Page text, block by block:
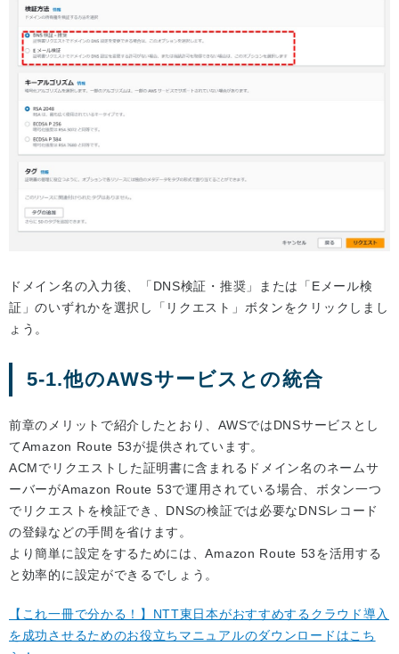
ドメイン名の入力後、「DNS検証・推奨」または「Eメール検
証」のいずれかを選択し「リクエスト」ボタンをクリックしまし
ょう。
5-1.他のAWSサービスとの統合
前章のメリットで紹介したとおり、AWSではDNSサービスとし
てAmazon Route 53が提供されています。
ACMでリクエストした証明書に含まれるドメイン名のネームサ
ーバーがAmazon Route 53で運用されている場合、ボタン一つ
でリクエストを検証でき、DNSの検証では必要なDNSレコード
の登録などの手間を省けます。
より簡単に設定をするためには、Amazon Route 53を活用する
と効率的に設定ができるでしょう。
【これ一冊で分かる！】NTT東日本がおすすめするクラウド導入
を成功させるためのお役立ちマニュアルのダウンロードはこち